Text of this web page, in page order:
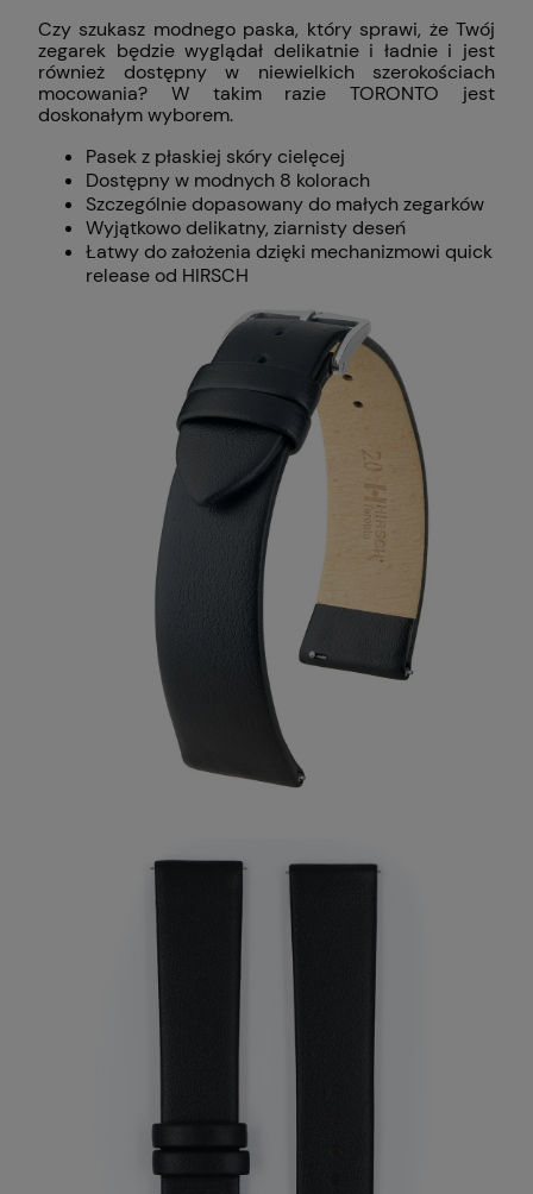
Czy szukasz modnego paska, który sprawi, że Twój
zegarek będzie wyglądał delikatnie i ładnie i jest
również dostępny w niewielkich szerokościach
mocowania? W takim razie TORONTO jest
doskonałym wyborem.
Pasek z płaskiej skóry cielęcej
Dostępny w modnych 8 kolorach
Szczególnie dopasowany do małych zegarków
Wyjątkowo delikatny, ziarnisty deseń
Łatwy do założenia dzięki mechanizmowi quick
release od HIRSCH